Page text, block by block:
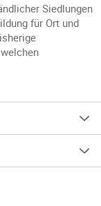
Siedlungen
für Ort und